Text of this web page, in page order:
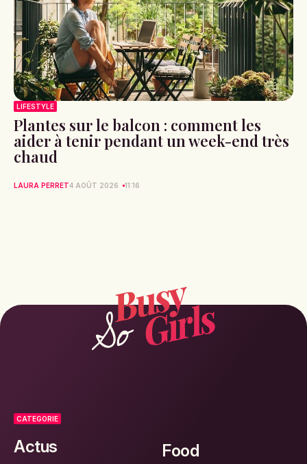
LIFESTYLE
Plantes sur le balcon : comment les
aider à tenir pendant un week-end très
chaud
LAURA PERRET4 AOÛT 2026 11:16
CATEGORIE
Actus Food